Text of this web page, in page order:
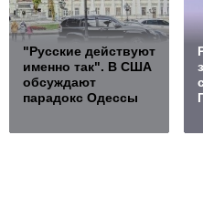
"Русские действуют
именно так". В США
обсуждают
парадокс Одессы